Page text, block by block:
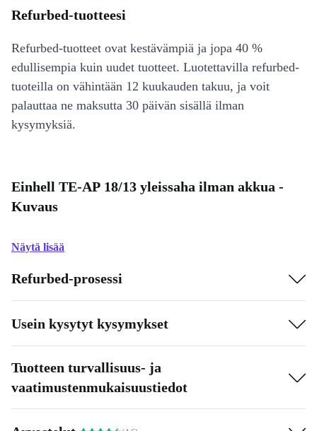
Refurbed-tuotteesi
Refurbed-tuotteet ovat kestävämpiä ja jopa 40 %
edullisempia kuin uudet tuotteet. Luotettavilla refurbed-
tuoteilla on vähintään 12 kuukauden takuu, ja voit
palauttaa ne maksutta 30 päivän sisällä ilman
kysymyksiä.
Einhell TE-AP 18/13 yleissaha ilman akkua -
Kuvaus
Näytä lisää
Refurbed-prosessi
Usein kysytyt kysymykset
Tuotteen turvallisuus- ja
vaatimustenmukaisuustiedot